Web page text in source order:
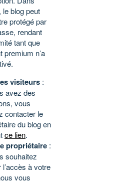
blog peut
protégé par
rendant
tant que
premium n’a
visiteurs :
avez des
vous
contacter le
du blog en
ce lien.
propriétaire :
souhaitez
l’accès à votre
vous